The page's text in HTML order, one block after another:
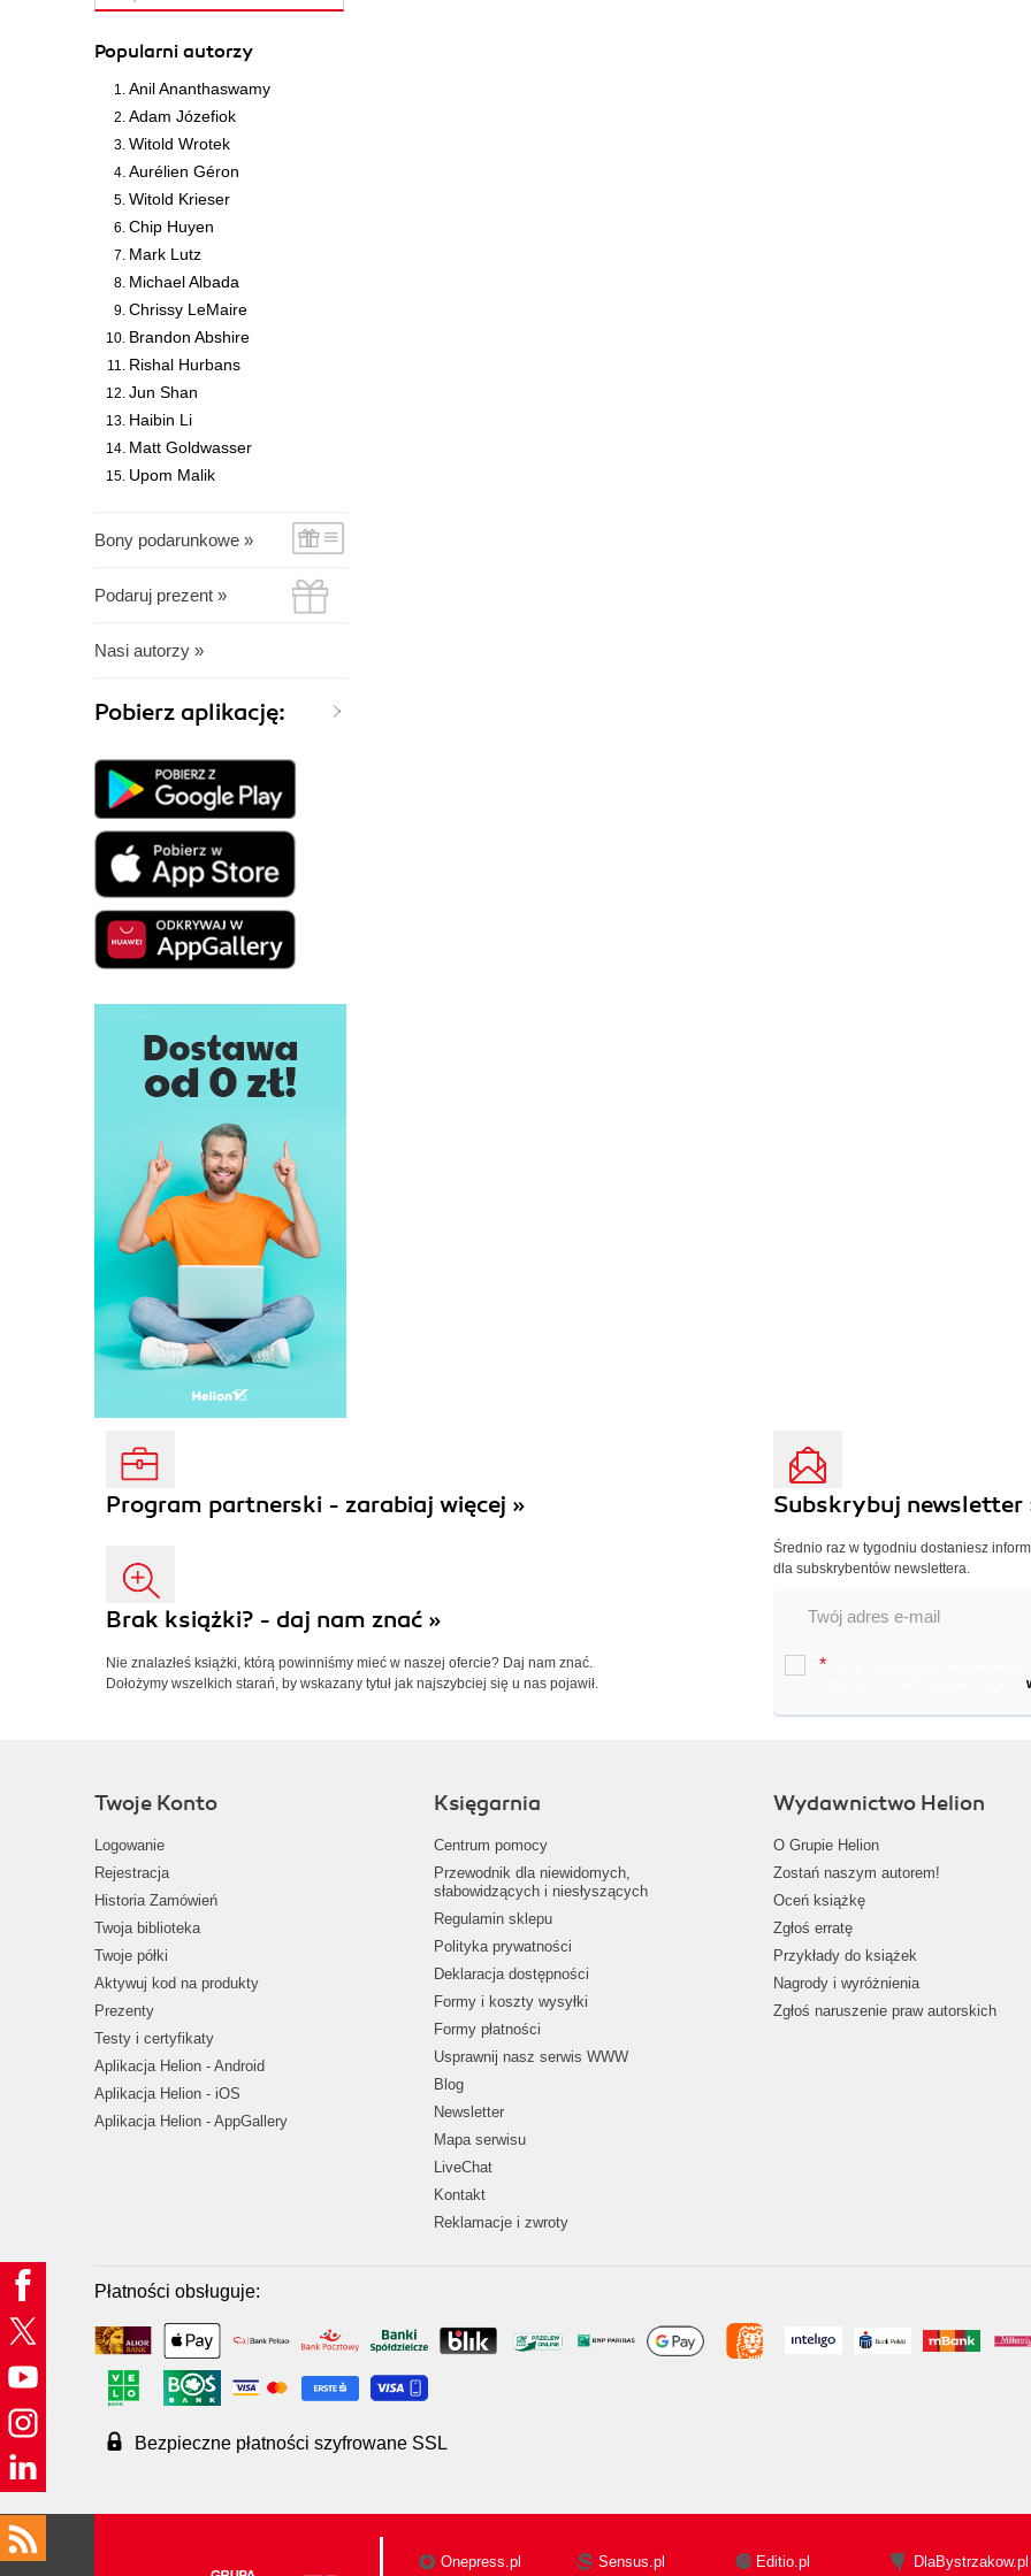
Popularni autorzy
Anil Ananthaswamy
Adam Józefiok
Witold Wrotek
Aurélien Géron
Witold Krieser
Chip Huyen
Mark Lutz
Michael Albada
Chrissy LeMaire
Brandon Abshire
Rishal Hurbans
Jun Shan
Haibin Li
Matt Goldwasser
Upom Malik
Bony podarunkowe »
Podaruj prezent »
Nasi autorzy »
Pobierz aplikację:
Program partnerski - zarabiaj więcej »
Brak książki? - daj nam znać »
Nie znalazłeś książki, którą powinniśmy mieć w naszej ofercie? Daj nam znać.
Dołożymy wszelkich starań, by wskazany tytuł jak najszybciej się u nas pojawił.
Subskrybuj newsletter
Średnio raz w tygodniu dostaniesz
dla subskrybentów newslettera.
*
Twoje Konto
Logowanie
Rejestracja
Historia Zamówień
Twoja biblioteka
Twoje półki
Aktywuj kod na produkty
Prezenty
Testy i certyfikaty
Aplikacja Helion - Android
Aplikacja Helion - iOS
Aplikacja Helion - AppGallery
Księgarnia
Centrum pomocy
Przewodnik dla niewidomych,
słabowidzących i niesłyszących
Regulamin sklepu
Polityka prywatności
Deklaracja dostępności
Formy i koszty wysyłki
Formy płatności
Usprawnij nasz serwis WWW
Blog
Newsletter
Mapa serwisu
LiveChat
Kontakt
Reklamacje i zwroty
Wydawnictwo Helion
O Grupie Helion
Zostań naszym autorem!
Oceń książkę
Zgłoś erratę
Przykłady do książek
Nagrody i wyróżnienia
Zgłoś naruszenie praw autorskich
Płatności obsługuje:
Bezpieczne płatności szyfrowane SSL
Onepress.pl Sensus.pl Editio.pl DlaBystrzakow.pl